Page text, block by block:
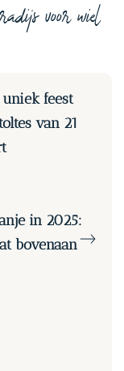
voor wiel
feest
van 21
in 2025:
bovenaan